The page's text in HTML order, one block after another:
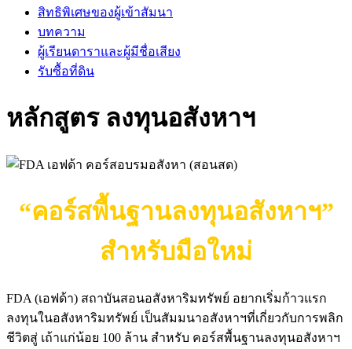
สิทธิพิเศษของผู้เข้าสัมนา
บทความ
ผู้เรียนดาราและผู้มีชื่อเสียง
รับซื้อที่ดิน
หลักสูตร ลงทุนอสังหาฯ
“คอร์สพื้นฐานลงทุนอสังหาฯ”
สำหรับมือใหม่
FDA (เอฟด้า) สถาบันสอนอสังหาริมทรัพย์ อยากเริ่มก้าวแรก
ลงทุนในอสังหาริมทรัพย์ เป็นสัมมนาอสังหาฯที่เกี่ยวกับการพลิก
ชีวิตสู่ เถ้าแก่น้อย 100 ล้าน สำหรับ คอร์สพื้นฐานลงทุนอสังหาฯ